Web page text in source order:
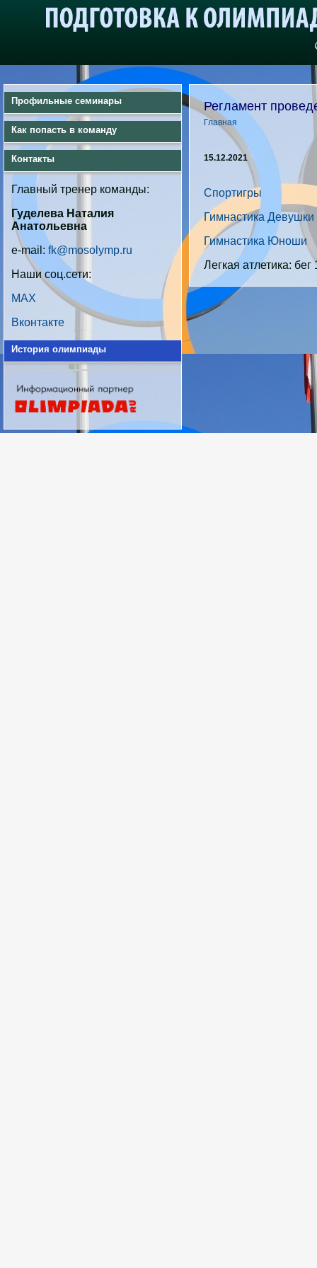
Профильные семинары
Как попасть в команду
Контакты
Главный тренер команды:
Гуделева Наталия
Анатольевна
e-mail: fk@mosolymp.ru
Наши соц.сети:
MAX
Вконтакте
История олимпиады
Регламент
Главная
15.12.2021
Спортигры
Гимнастика Девушки
Гимнастика Юноши
Легкая атлетика: бег